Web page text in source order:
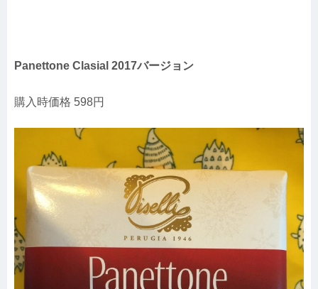
Panettone Clasial 2017バージョン
購入時価格 598円